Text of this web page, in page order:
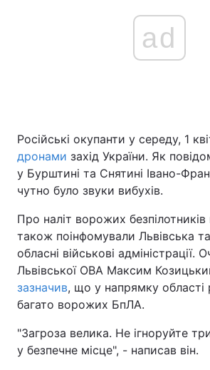
ad
Російські окупанти у середу, 1
дронами захід України. Як
у Бурштині та Снятині Івано-
чутно було звуки вибухів.
Про наліт ворожих безпілотників
також поінфомували Львівська
обласні військові адміністрації.
Львівської ОВА Максим
зазначив, що у напрямку області
багато ворожих БпЛА.
"Загроза велика. Не ігноруйте
у безпечне місце", - написав він.